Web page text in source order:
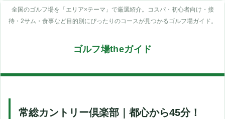
全国のゴルフ場を「エリア×テーマ」で厳選紹介。コスパ・初心者向け・接
待・2サム・食事など目的別にぴったりのコースが見つかるゴルフ場ガイド。
ゴルフ場theガイド
常総カントリー倶楽部｜都心から45分！